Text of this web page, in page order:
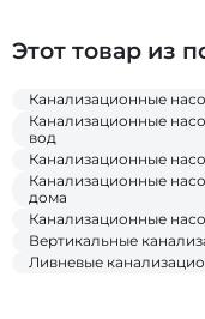
Этот товар из
Канализационные
Канализационные
вод
Канализационные
Канализационные
дома
Канализационные
Вертикальные
Ливневые